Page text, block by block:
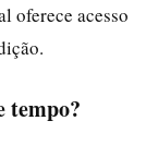
oferece acesso
tempo?